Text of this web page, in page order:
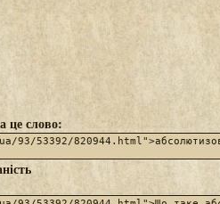
це слово: